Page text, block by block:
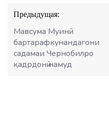
Навигация
по
записям
Предыдущая:
Мавсума Муинӣ
бартарафкунандагони
садамаи Чернобилро
қадрдонӣ намуд